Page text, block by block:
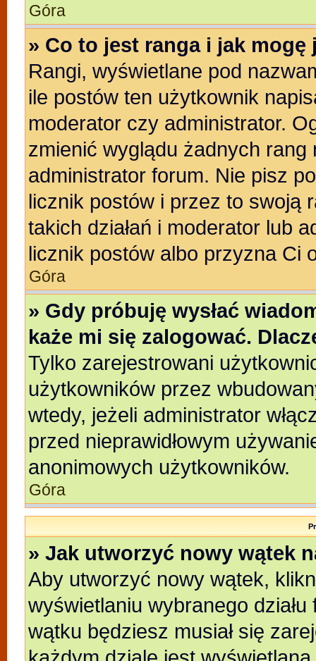
Góra
» Co to jest ranga i jak mogę
Rangi, wyświetlane pod
ile postów ten użytkownik
moderator czy administrator.
zmienić wyglądu żadnych
administrator forum. Nie pisz
licznik postów i przez to swoją
takich działań i moderator lub
licznik postów albo przyzna Ci
Góra
» Gdy próbuję wysłać
każe mi się zalogować.
Tylko zarejestrowani
użytkowników przez
wtedy, jeżeli administrator
przed nieprawidłowym
anonimowych użytkowników.
Góra
» Jak utworzyć nowy wątek
Aby utworzyć nowy wątek,
wyświetlaniu wybranego
wątku będziesz musiał się